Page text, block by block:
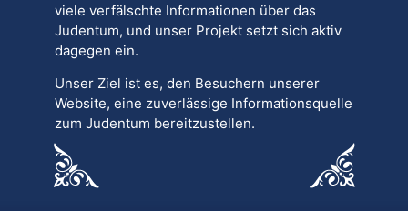
viele verfälschte Informationen über das
Judentum, und unser Projekt setzt sich aktiv
dagegen ein.
Unser Ziel ist es, den Besuchern unserer
Website, eine zuverlässige Informationsquelle
zum Judentum bereitzustellen.